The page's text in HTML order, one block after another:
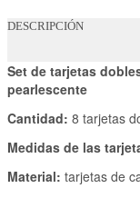
DESCRIPCIÓN
Set de tarjetas
pearlescente
Cantidad: 8 tarjetas
Medidas de las
Material: tarjetas de